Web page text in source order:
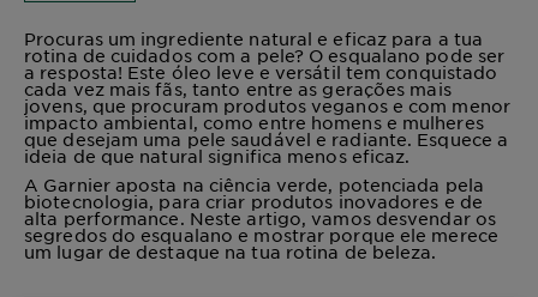
Procuras um ingrediente natural e eficaz para a tua
rotina de cuidados com a pele? O esqualano pode ser
a resposta! Este óleo leve e versátil tem conquistado
cada vez mais fãs, tanto entre as gerações mais
jovens, que procuram produtos veganos e com menor
impacto ambiental, como entre homens e mulheres
que desejam uma pele saudável e radiante. Esquece a
ideia de que natural significa menos eficaz.
A Garnier aposta na ciência verde, potenciada pela
biotecnologia, para criar produtos inovadores e de
alta performance. Neste artigo, vamos desvendar os
segredos do esqualano e mostrar porque ele merece
um lugar de destaque na tua rotina de beleza.